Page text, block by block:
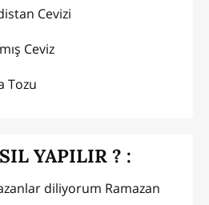
Cevizi
Ceviz
Tozu
YAPILIR ? :
diliyorum Ramazan